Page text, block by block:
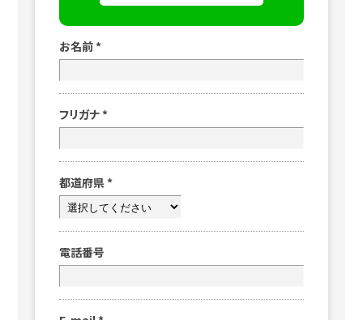
お名前 *
フリガナ *
都道府県 *
電話番号